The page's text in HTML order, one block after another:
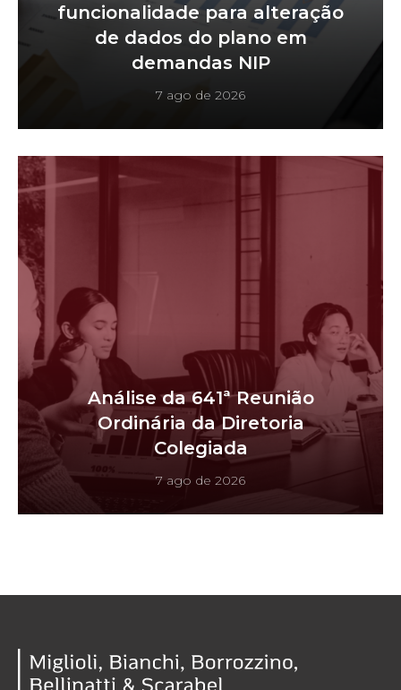
funcionalidade para alteração
de dados do plano em
demandas NIP
7 ago de 2026
Análise da 641ª Reunião
Ordinária da Diretoria
Colegiada
7 ago de 2026